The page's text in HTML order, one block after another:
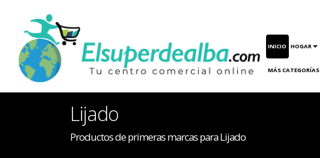
INICIO HOGAR
MÁS CATEGORÍAS
Lijado
Productos de primeras marcas para Lijado